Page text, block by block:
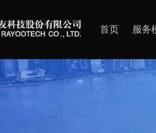
首页 服务